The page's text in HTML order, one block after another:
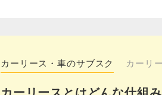
カーリース・車のサブスク カーリ
カーリースとはどんな仕組